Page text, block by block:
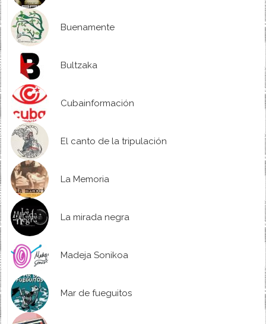
Buenamente
Bultzaka
Cubainformación
El canto de la tripulación
La Memoria
La mirada negra
Madeja Sonikoa
Mar de fueguitos